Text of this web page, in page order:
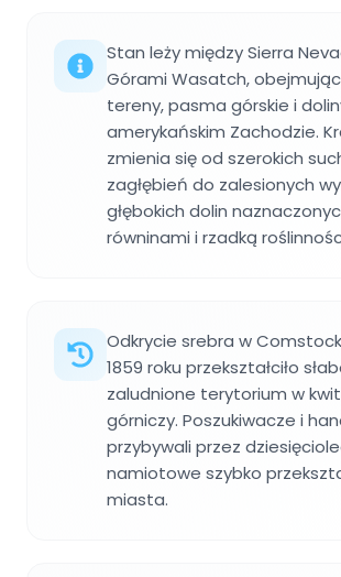
Stan leży między Sierra
Górami Wasatch,
tereny, pasma górskie i
amerykańskim Zachodzie.
zmienia się od szerokich
zagłębień do zalesionych
głębokich dolin
równinami i rzadką
Odkrycie srebra w
1859 roku przekształciło
zaludnione terytorium w
górniczy. Poszukiwacze i
przybywali przez
namiotowe szybko
miasta.